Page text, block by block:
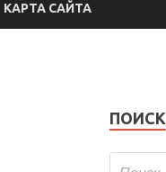
КАРТА САЙТА
ПОИСК